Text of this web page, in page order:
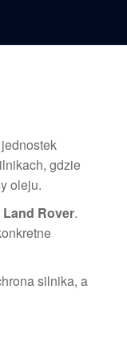
gdzie
oleju.
Rover.
silnika, a